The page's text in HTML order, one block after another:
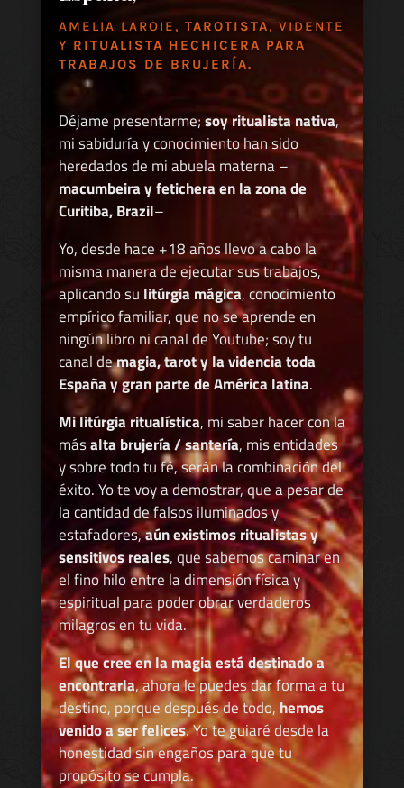
AMELIA LAROIE, TAROTISTA, VIDENTE
Y RITUALISTA HECHICERA PARA
TRABAJOS DE BRUJERÍA.
Déjame presentarme;soy ritualista nativa,
mi sabiduría y conocimiento han sido
heredados de mi abuela materna –
macumbeira y fetichera en la zona de
Curitiba, Brazil–
Yo, desde hace +18 años llevo a cabo la
misma manera de ejecutar sus trabajos,
aplicando su litúrgia mágica, conocimiento
empírico familiar, que no se aprende en
ningún libro ni canal de Youtube; soy tu
canal demagia, tarot y la videncia toda
España y gran parte de América latina.
Mi litúrgia ritualística, mi saber hacer con la
másalta brujería / santería, mis entidades
y sobre todo tu fé, serán la combinación del
éxito. Yo te voy a demostrar, que a pesar de
la cantidad de falsos iluminados y
estafadores,aún existimos ritualistas y
sensitivos reales, que sabemos caminar en
el fino hilo entre la dimensión física y
espiritual para poder obrar verdaderos
milagros en tu vida.
El que cree en la magia está destinado a
encontrarla, ahora le puedes dar forma a tu
destino, porque después de todo, hemos
venido a ser felices. Yo te guiaré desde la
honestidad sin engaños para que tu
propósito se cumpla.